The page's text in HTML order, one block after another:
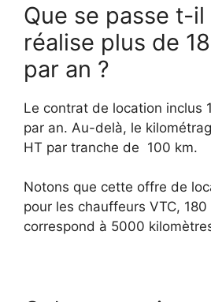
Que se passe t-il
réalise plus de
par an ?
Le contrat de location inclus
par an. Au-delà, le
HT par tranche de 100 km.
Notons que cette offre de
pour les chauffeurs VTC,
correspond à 5000